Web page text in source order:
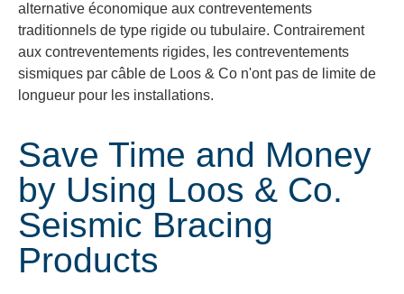
alternative économique aux contreventements
traditionnels de type rigide ou tubulaire. Contrairement
aux contreventements rigides, les contreventements
sismiques par câble de Loos & Co n'ont pas de limite de
longueur pour les installations.
Save Time and Money
by Using Loos & Co.
Seismic Bracing
Products